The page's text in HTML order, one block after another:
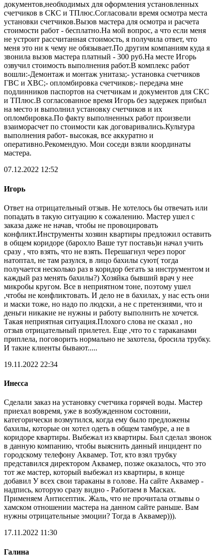
документов,необходимых для оформления установленных
счетчиков в СКС и ТПлюс.Согласовали время осмотра места
установки счетчиков.Вызов мастера для осмотра и расчета
стоимости работ - бесплатно.На мой вопрос, а что если меня
не устроит рассчитанная стоимость, я получила ответ, что
меня это ни к чему не обязывает.По другим компаниям куда я
звонила вызов мастера платный - 300 руб.На месте Игорь
озвучил стоимость выполнения работ.В комплекс работ
вошли:-Демонтаж и монтаж унитаза;- установка счетчиков
ГВС и ХВС;- опломбировка счетчиков;- передача мне
подлинников паспортов на счетчикам и документов для СКС
и ТПлюс.В согласованное время Игорь без задержек прибыл
на место и выполнил установку счетчиков и их
опломбировка.По факту выполненных работ произвели
взаиморасчет по стоимости как договаривались.Культура
выполнения работ- высокая, все аккуратно и
оперативно.Рекомендую. Мои соседи взяли координаты
мастера.
07.12.2022 12:52
Игорь
Ответ на отрицательный отзыв. Не хотелось бы отвечать или
попадать в такую ситуацию к сожалению. Мастер ушел с
заказа даже не начав, чтобы не провоцировать
конфликт.Инструменты хозяин квартиры предложил оставить
в общем коридоре (барохло Ваше тут поставь)и начал учить
сразу , что взять, что не взять. Перешагнул через порог
натоптал, не там разулся, в лицо бахилы суют( тогда
получается несколько раз в коридор бегать за инструментом и
каждый раз менять бахилы?) Хозяйка бывший врач у нее
микробы кругом. Все в неприятном тоне, поэтому ушел
,чтобы не конфликтовать. И дело не в бахилах, у нас есть они
и маски тоже, но надо по людски, а не с претензиями, что и
деньги никакие не нужны и работу выполнить не хочется.
Такая неприятная ситуация.Плохого слова не сказал , но
отзыв отрицательный прилетел. Еще ,что то с тараканами
приплела, поговорить нормально не захотела, бросила трубку.
И такие клиенты бывают.....
19.11.2022 22:34
Инесса
Сделали заказ на установку счетчика горячей воды. Мастер
приехал вовремя, уже в возбужденном состоянии,
категорически возмутился, когда ему было предложены
бахилы, которые он хотел одеть в общем тамбуре, а не в
коридоре квартиры. Выбежал из квартиры. Был сделал звонок
в данную компанию, чтобы выяснить данный инцидент по
городскому телефону Аквамер. Тот, кто взял трубку
представился директором Аквамер, позже оказалось, что это
тот же мастер, который выбежал из квартиры, в конце
добавил У всех свои тараканы в голове. На сайте Аквамер -
надпись, которую сразу видно - Работаем в Масках.
Применяем Антисептик. Жаль, что не прочитала отзывы о
хамском отношении мастера на данном сайте раньше. Вам
нужны отрицательные эмоции? Тогда в Аквамер))).
17.11.2022 11:30
Галина